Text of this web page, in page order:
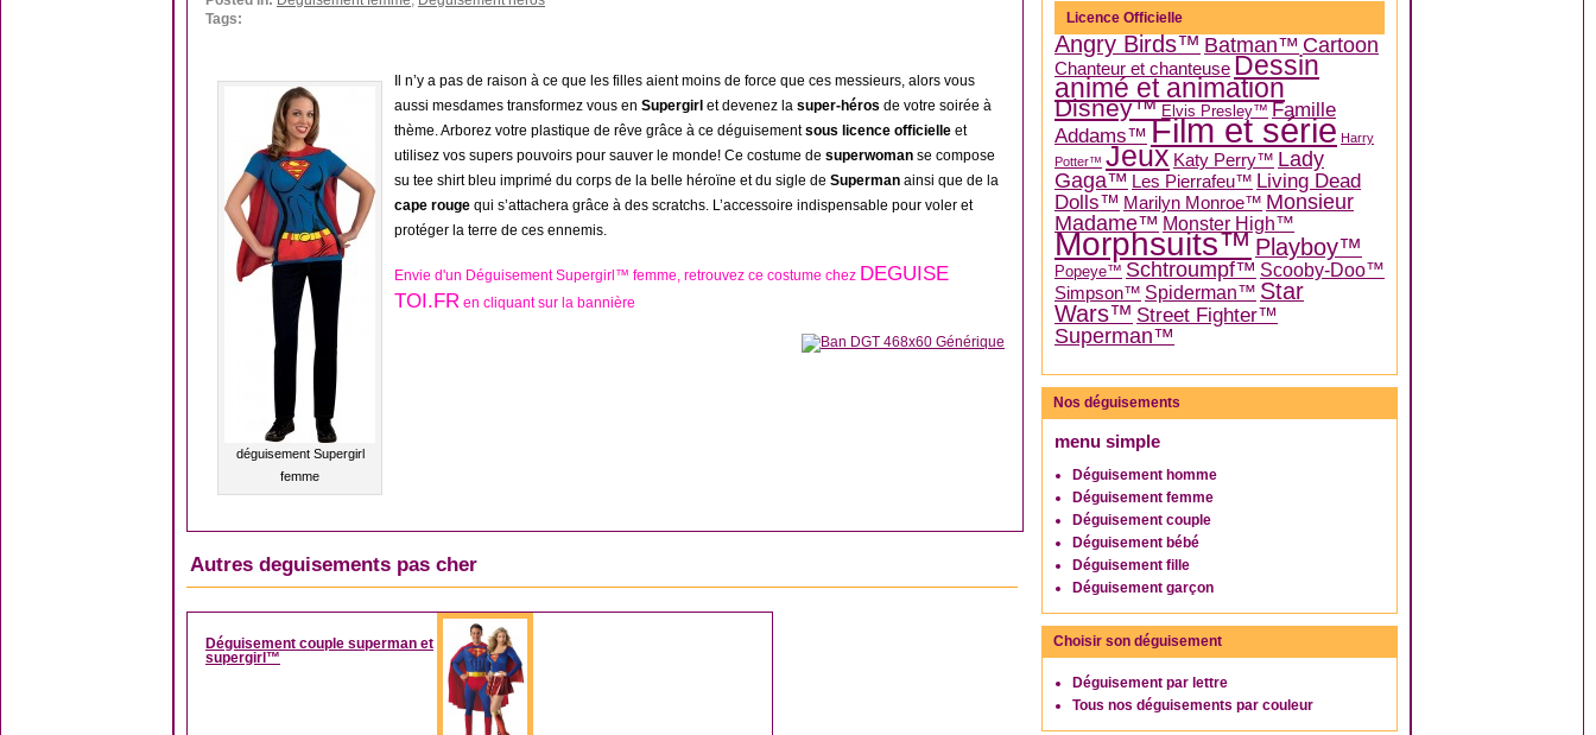
Tags:
déguisement Supergirl
femme
Il n’y a pas de raison à ce que les filles aient moins de force que ces messieurs, alors vous
aussi mesdames transformez vous en Supergirl et devenez la super-héros de votre soirée à
thème. Arborez votre plastique de rêve grâce à ce déguisementsous licence officielle et
utilisez vos supers pouvoirs pour sauver le monde! Ce costume de superwoman se compose
su tee shirt bleu imprimé du corps de la belle héroïne et du sigle de Superman ainsi que de la
cape rouge qui s’attachera grâce à des scratchs. L’accessoire indispensable pour voler et
protéger la terre de ces ennemis.
Envie d'un Déguisement Supergirl™ femme, retrouvez ce costume chez DEGUISE
TOI.FR en cliquant sur la bannière
Autres deguisements pas cher
DÉGUISEMENT COUPLE
Déguisement couple superman et
supergirl™
Licence Officielle
Angry Birds™ Batman™ Cartoon
Chanteur et chanteuse Dessin
animé et animation
Disney™ Elvis Presley™ Famille
Addams™ Film et série Harry
Potter™ Jeux Katy Perry™ Lady
Gaga™ Les Pierrafeu™ Living Dead
Dolls™ Marilyn Monroe™ Monsieur
Madame™ Monster High™
Morphsuits™Playboy™
Popeye™ Schtroumpf™ Scooby-Doo™
Simpson™ Spiderman™ Star
Wars™ Street Fighter™
Superman™
Nos déguisements
menu simple
Déguisement homme
Déguisement femme
Déguisement couple
Déguisement bébé
Déguisement fille
Déguisement garçon
Choisir son déguisement
Déguisement par lettre
Tous nos déguisements par couleur